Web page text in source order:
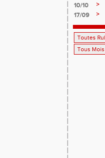
10/10
>
17/09
>